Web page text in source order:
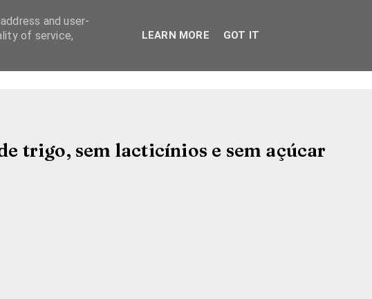
trigo, sem lacticínios e sem açúcar
and user-
of service,
LEARN MORE GOT IT